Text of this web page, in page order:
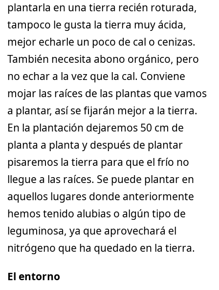
plantarla en una tierra recién roturada,
tampoco le gusta la tierra muy ácida,
mejor echarle un poco de cal o cenizas.
También necesita abono orgánico, pero
no echar a la vez que la cal. Conviene
mojar las raíces de las plantas que vamos
a plantar, así se fijarán mejor a la tierra.
En la plantación dejaremos 50 cm de
planta a planta y después de plantar
pisaremos la tierra para que el frío no
llegue a las raíces. Se puede plantar en
aquellos lugares donde anteriormente
hemos tenido alubias o algún tipo de
leguminosa, ya que aprovechará el
nitrógeno que ha quedado en la tierra.
El entorno